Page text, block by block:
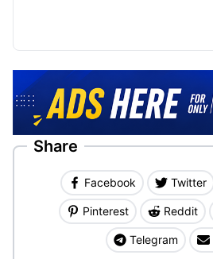
Share
Facebook Twitter
Pinterest Reddit
Telegram